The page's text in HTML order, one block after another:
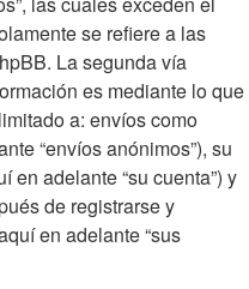
se refiere a las
La segunda vía
es mediante lo que
a: envíos como
“envíos anónimos”), su
en adelante “su cuenta”) y
de registrarse y
en adelante “sus